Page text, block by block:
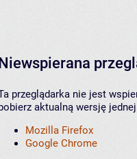
przeglądarka nie jest
aktualną wersję
Mozilla Firefox
Google Chrome